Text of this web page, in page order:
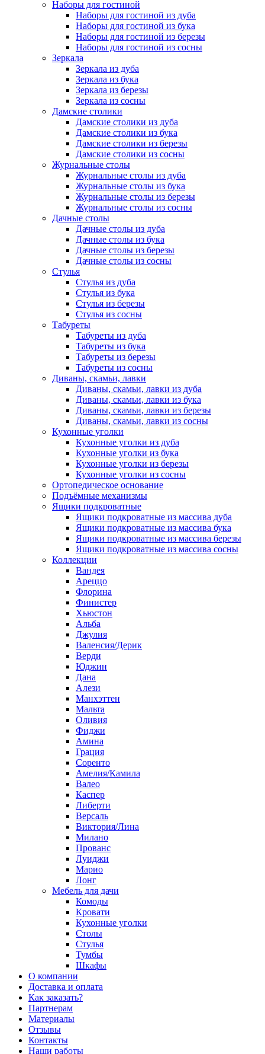
Наборы для гостиной
Наборы для гостиной из дуба
Наборы для гостиной из бука
Наборы для гостиной из березы
Наборы для гостиной из сосны
Зеркала
Зеркала из дуба
Зеркала из бука
Зеркала из березы
Зеркала из сосны
Дамские столики
Дамские столики из дуба
Дамские столики из бука
Дамские столики из березы
Дамские столики из сосны
Журнальные столы
Журнальные столы из дуба
Журнальные столы из бука
Журнальные столы из березы
Журнальные столы из сосны
Дачные столы
Дачные столы из дуба
Дачные столы из бука
Дачные столы из березы
Дачные столы из сосны
Стулья
Стулья из дуба
Стулья из бука
Стулья из березы
Стулья из сосны
Табуреты
Табуреты из дуба
Табуреты из бука
Табуреты из березы
Табуреты из сосны
Диваны, скамьи, лавки
Диваны, скамьи, лавки из дуба
Диваны, скамьи, лавки из бука
Диваны, скамьи, лавки из березы
Диваны, скамьи, лавки из сосны
Кухонные уголки
Кухонные уголки из дуба
Кухонные уголки из бука
Кухонные уголки из березы
Кухонные уголки из сосны
Ортопедическое основание
Подъёмные механизмы
Ящики подкроватные
Ящики подкроватные из массива дуба
Ящики подкроватные из массива бука
Ящики подкроватные из массива березы
Ящики подкроватные из массива сосны
Коллекции
Вандея
Ареццо
Флорина
Финистер
Хьюстон
Альба
Джулия
Валенсия/Дерик
Верди
Юджин
Дана
Алези
Манхэттен
Мальта
Оливия
Фиджи
Амина
Грация
Соренто
Амелия/Камила
Валео
Каспер
Либерти
Версаль
Виктория/Лина
Милано
Прованс
Луиджи
Марио
Лонг
Мебель для дачи
Комоды
Кровати
Кухонные уголки
Столы
Стулья
Тумбы
Шкафы
О компании
Доставка и оплата
Как заказать?
Партнерам
Материалы
Отзывы
Контакты
Наши работы